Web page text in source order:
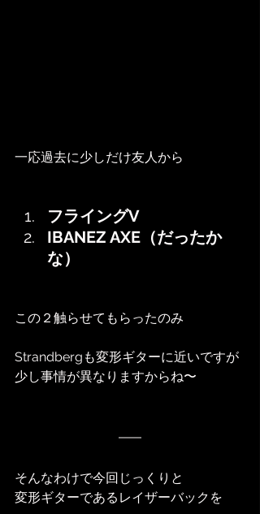
一応過去に少しだけ友人から
フライングV
IBANEZ AXE（だったか
な）
この２触らせてもらったのみ
Strandbergも変形ギターに近いですが
少し事情が異なりますからね〜
そんなわけで今回じっくりと
変形ギターであるレイザーバックを